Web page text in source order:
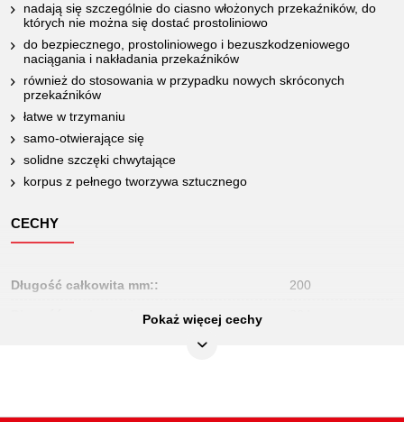
nadają się szczególnie do ciasno włożonych przekaźników, do
których nie można się dostać prostoliniowo
do bezpiecznego, prostoliniowego i bezuszkodzeniowego
naciągania i nakładania przekaźników
również do stosowania w przypadku nowych skróconych
przekaźników
łatwe w trzymaniu
samo-otwierające się
solidne szczęki chwytające
korpus z pełnego tworzywa sztucznego
CECHY
Długość całkowita mm:: 200
Długość opakowania mm:Pokaż więcej cechy